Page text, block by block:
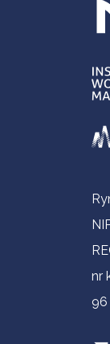
nr
96